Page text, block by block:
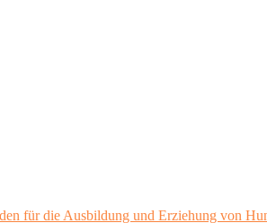
für die Ausbildung und Erziehung von